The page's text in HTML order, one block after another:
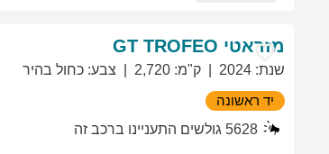
מזראטי GT TROFEO
שנת:
2024 ק"מ:
2,720 צבע: כחול בהיר
יד ראשונה
5628 גולשים התעניינו ברכב זה